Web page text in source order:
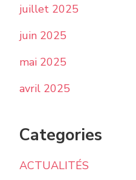
juillet 2025
juin 2025
mai 2025
avril 2025
Categories
ACTUALITÉS